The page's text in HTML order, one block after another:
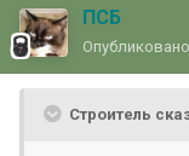
ПСБ
Опубликовано
Строитель